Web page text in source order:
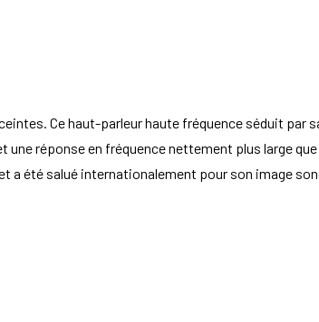
Ce haut-parleur haute fréquence séduit par
réponse en fréquence nettement plus large
a été salué internationalement pour son image